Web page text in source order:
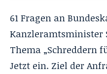
61 Fragen an
Kanzleramtsminister
Thema „Schreddern
Jetzt ein. Ziel der